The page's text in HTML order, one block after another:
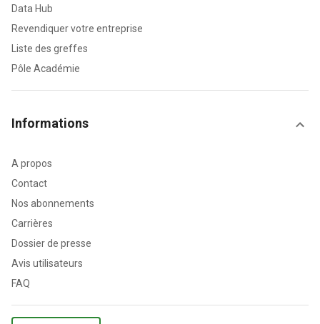
Data Hub
Revendiquer votre entreprise
Liste des greffes
Pôle Académie
Informations
A propos
Contact
Nos abonnements
Carrières
Dossier de presse
Avis utilisateurs
FAQ